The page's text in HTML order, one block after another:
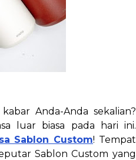
Anda-Anda sekalian?
luar biasa pada hari ini.
Sablon Custom! Tempat
Sablon Custom yang